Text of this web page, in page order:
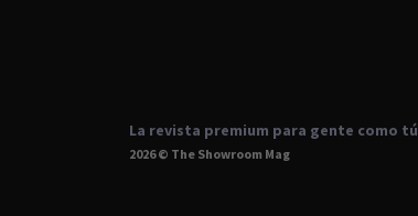
La revista premium para gente como tú
2026 © The Showroom Mag